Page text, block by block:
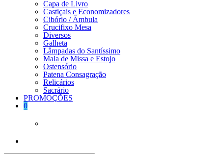
Capa de Livro
Castiçais e Economizadores
Cibório / Âmbula
Crucifixo Mesa
Diversos
Galheta
Lâmpadas do Santíssimo
Mala de Missa e Estojo
Ostensório
Patena Consagração
Relicários
Sacrário
PROMOÇÕES
0